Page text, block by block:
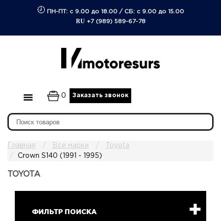
ПН-ПТ: с 9.00 до 18.00/ СБ: с 9.00 до 15.00
RU +7 (989) 589-67-78
0 Заказать звонок
Главная Все марки
Toyota
Crown S140 (1991 - 1995)
TOYOTA
ФИЛЬТР ПОИСКА